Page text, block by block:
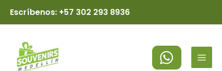
Escríbenos: +57 302 293 8936